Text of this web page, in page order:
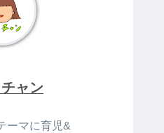
チャン
ーマに育児&